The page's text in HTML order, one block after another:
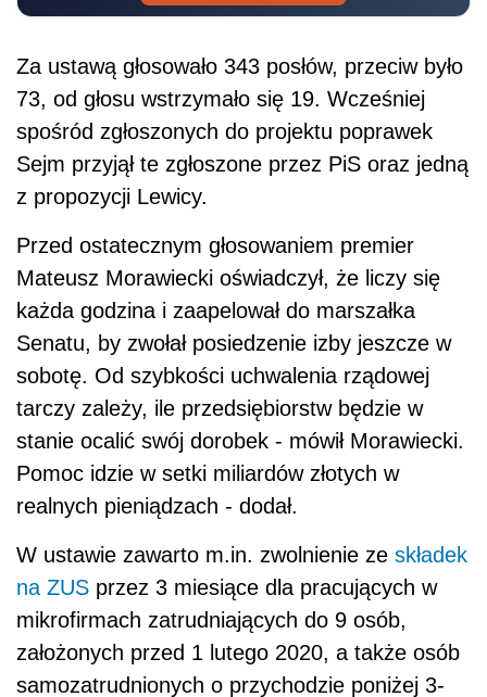
Za ustawą głosowało 343 posłów, przeciw było
73, od głosu wstrzymało się 19. Wcześniej
spośród zgłoszonych do projektu poprawek
Sejm przyjął te zgłoszone przez PiS oraz jedną
z propozycji Lewicy.
Przed ostatecznym głosowaniem premier
Mateusz Morawiecki oświadczył, że liczy się
każda godzina i zaapelował do marszałka
Senatu, by zwołał posiedzenie izby jeszcze w
sobotę. Od szybkości uchwalenia rządowej
tarczy zależy, ile przedsiębiorstw będzie w
stanie ocalić swój dorobek - mówił Morawiecki.
Pomoc idzie w setki miliardów złotych w
realnych pieniądzach - dodał.
W ustawie zawarto m.in. zwolnienie ze składek
na ZUS przez 3 miesiące dla pracujących w
mikrofirmach zatrudniających do 9 osób,
założonych przed 1 lutego 2020, a także osób
samozatrudnionych o przychodzie poniżej 3-